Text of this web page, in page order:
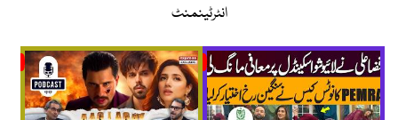
انٹرٹینمنٹ